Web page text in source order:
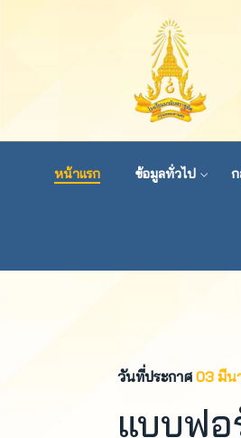
หน้าแรก ข้อมูลทั่วไป
วันที่ประกาศ 03 มีน
แบบฟ